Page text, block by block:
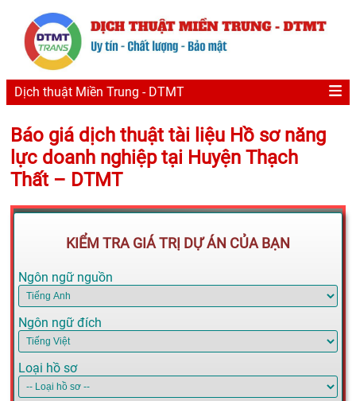
Dịch thuật Miền Trung - DTMT
Báo giá dịch thuật tài liệu Hồ sơ năng
lực doanh nghiệp tại Huyện Thạch
Thất – DTMT
KIỂM TRA GIÁ TRỊ DỰ ÁN CỦA BẠN
Ngôn ngữ nguồn
Ngôn ngữ đích
Loại hồ sơ